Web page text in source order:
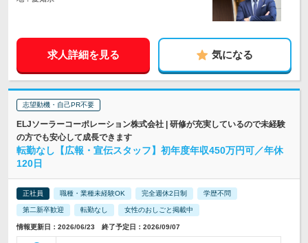
求人詳細を見る 気になる
志望動機・自己PR不要
ELJソーラーコーポレーション株式会社 | 研修が充実しているので未経験
の方でも安心して成長できます
転勤なし【広報・宣伝スタッフ】初年度年収450万円可／年休
120日
正社員 職種・業種未経験OK 完全週休2日制 学歴不問
第二新卒歓迎 転勤なし 女性のおしごと掲載中
情報更新日：2026/06/23 終了予定日：2026/09/07